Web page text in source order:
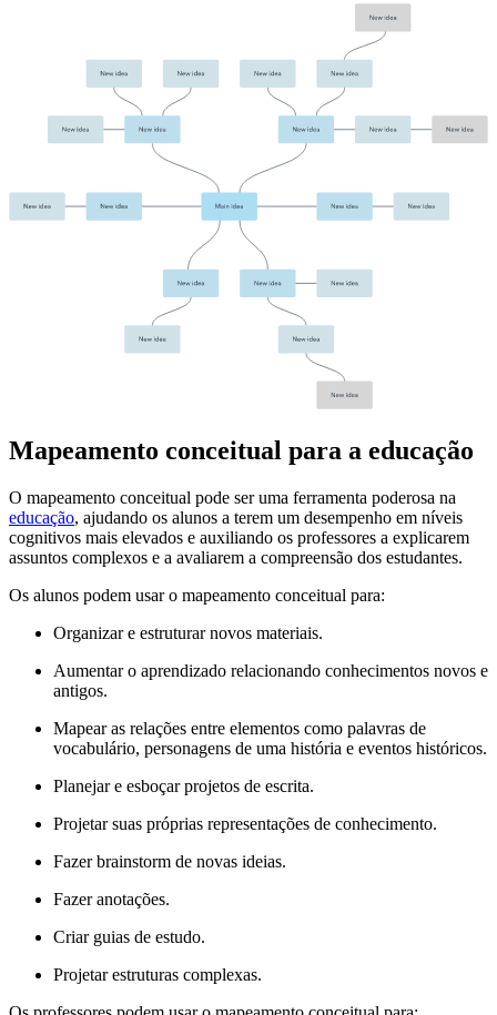
Mapeamento conceitual para a educação
O mapeamento conceitual pode ser uma ferramenta poderosa na
educação, ajudando os alunos a terem um desempenho em níveis
cognitivos mais elevados e auxiliando os professores a explicarem
assuntos complexos e a avaliarem a compreensão dos estudantes.
Os alunos podem usar o mapeamento conceitual para:
Organizar e estruturar novos materiais.
Aumentar o aprendizado relacionando conhecimentos novos e
antigos.
Mapear as relações entre elementos como palavras de
vocabulário, personagens de uma história e eventos históricos.
Planejar e esboçar projetos de escrita.
Projetar suas próprias representações de conhecimento.
Fazer brainstorm de novas ideias.
Fazer anotações.
Criar guias de estudo.
Projetar estruturas complexas.